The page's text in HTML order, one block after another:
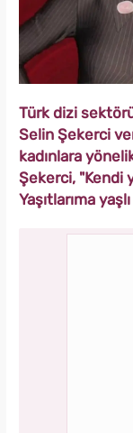
Türk dizi
Selin Şekerci
kadınlara
Şekerci, "Kendi
Yaşıtlarıma